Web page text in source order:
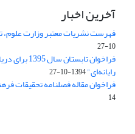
آخرین اخبار
فهرست نشریات معتبر وزارت علوم،
10-27
فراخوان
رایانه‌ای"1394-10-27
فراخوان مقاله فصلنامه تحقیقات فرهنگی
14